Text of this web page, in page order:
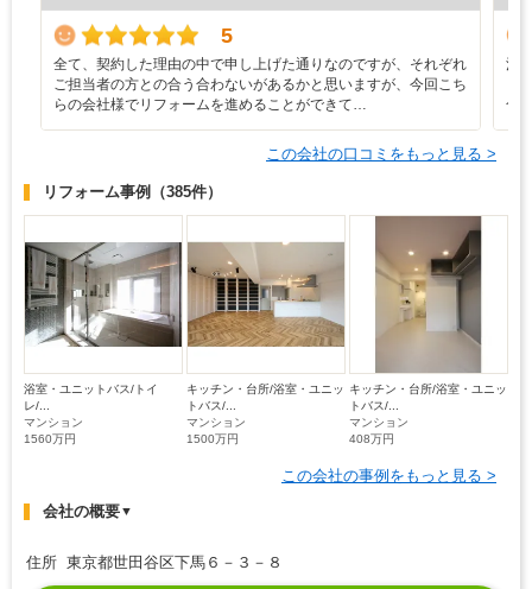
5
全て、契約した理由の中で申し上げた通りなのですが、それぞれ
ご担当者の方との合う合わないがあるかと思いますが、今回こち
らの会社様でリフォームを進めることができて…
清
合
この会社の口コミをもっと見る >
リフォーム事例 （385件）
浴室・ユニットバス/トイ
レ/...
マンション
1560万円
キッチン・台所/浴室・ユニッ
トバス/...
マンション
1500万円
キッチン・台所/浴室・ユニッ
トバス/...
マンション
408万円
この会社の事例をもっと見る >
会社の概要▼
住所 東京都世田谷区下馬６－３－８